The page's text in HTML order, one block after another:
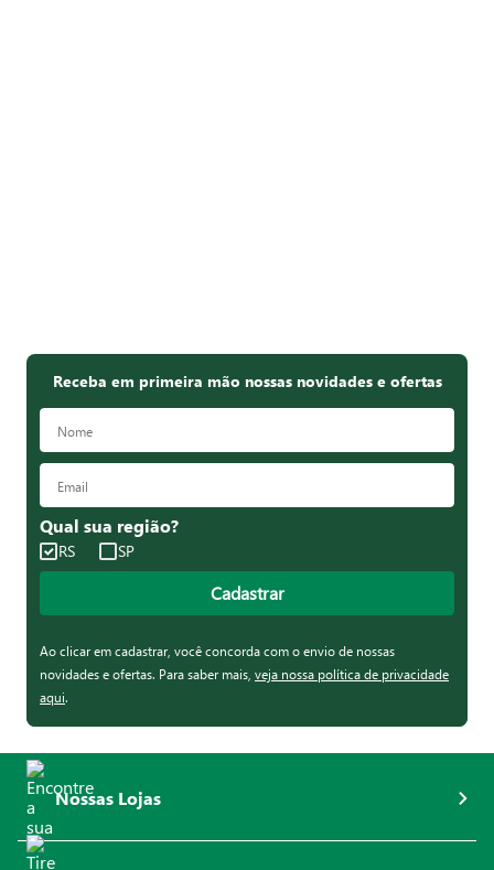
Receba em primeira mão nossas novidades e ofertas
Qual sua região?
RS SP
Cadastrar
Ao clicar em cadastrar, você concorda com o envio de nossas
novidades e ofertas. Para saber mais, veja nossa política de privacidade
aqui.
Nossas Lojas